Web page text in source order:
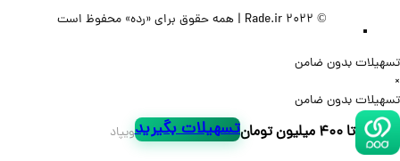
بدون ضامن
بدون ضامن
تا ۴۰۰ میلیون تومان تسهیلات بگیریدویپاد